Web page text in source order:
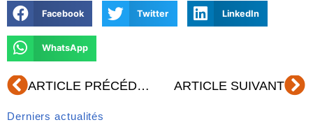
Facebook Twitter LinkedIn
WhatsApp
Précédent ARTICLE PRÉCÉDENT ARTICLE SUIVANT
Derniers actualités